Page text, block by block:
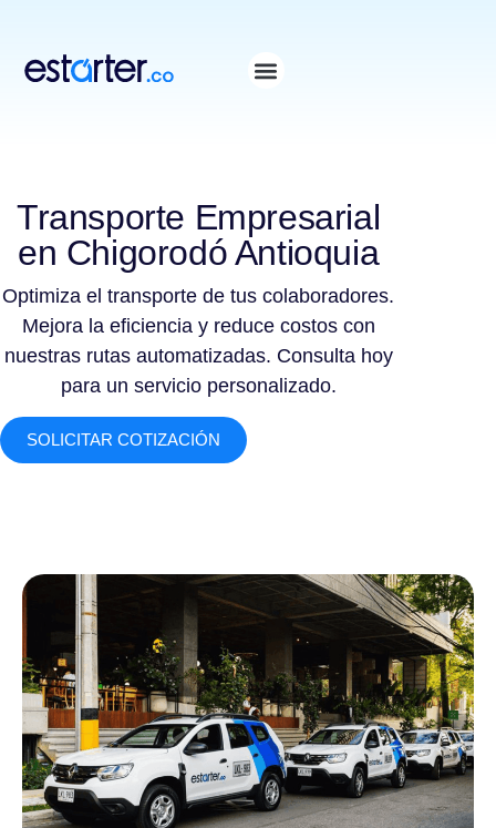
Transporte Empresarial
en Chigorodó Antioquia
Optimiza el transporte de tus colaboradores.
Mejora la eficiencia y reduce costos con
nuestras rutas automatizadas. Consulta hoy
para un servicio personalizado.
SOLICITAR COTIZACIÓN